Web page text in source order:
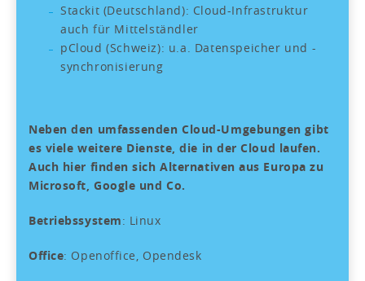
Stackit (Deutschland): Cloud-Infrastruktur
auch für Mittelständler
pCloud (Schweiz): u.a. Datenspeicher und -
synchronisierung
Neben den umfassenden Cloud-Umgebungen gibt
es viele weitere Dienste, die in der Cloud laufen.
Auch hier finden sich Alternativen aus Europa zu
Microsoft, Google und Co.
Betriebssystem: Linux
Office: Openoffice, Opendesk